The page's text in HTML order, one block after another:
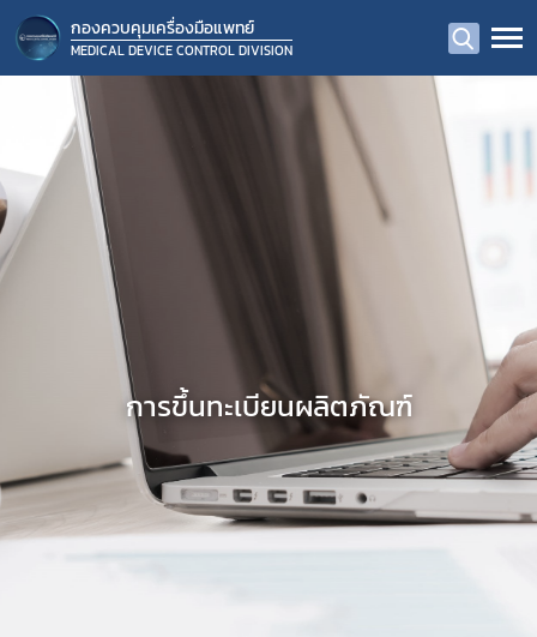
กองควบคุมเครื่องมือแพทย์
MEDICAL DEVICE CONTROL DIVISION
การขึ้นทะเบียนผลิตภัณฑ์